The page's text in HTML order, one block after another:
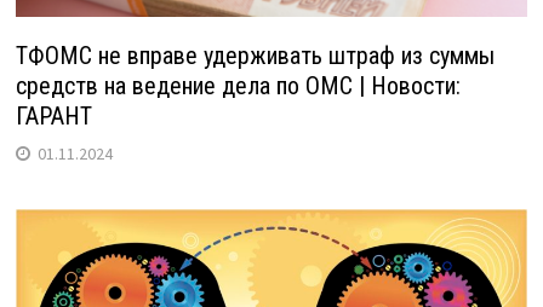
ТФОМС не вправе удерживать штраф из суммы
средств на ведение дела по ОМС | Новости:
ГАРАНТ
01.11.2024